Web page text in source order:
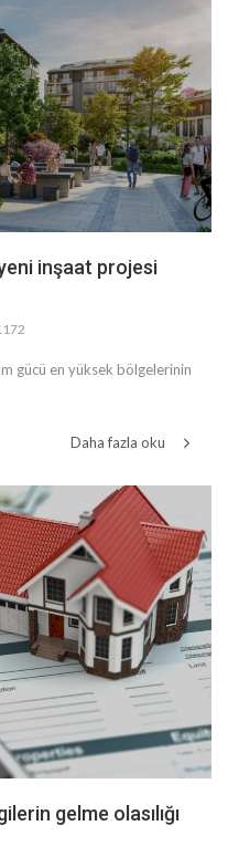
inşaat projesi
gücü en yüksek bölgelerinin
Daha fazla oku
gelme olasılığı